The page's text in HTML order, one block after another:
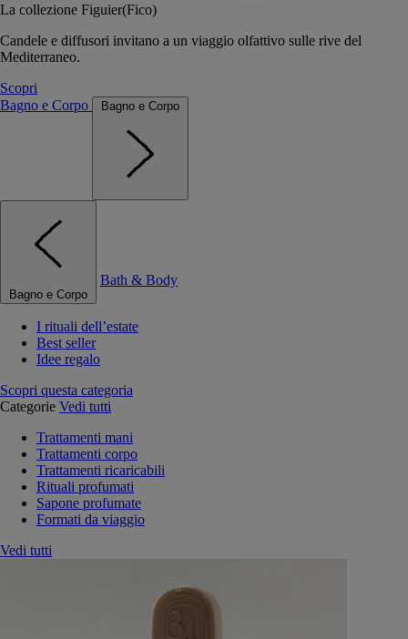
La collezione Figuier(Fico)
Candele e diffusori invitano a un viaggio olfattivo sulle rive del
Mediterraneo.
Scopri
Bagno e Corpo
Bagno e Corpo
Bagno e Corpo
Bath & Body
I rituali dell’estate
Best seller
Idee regalo
Scopri questa categoria
Categorie Vedi tutti
Trattamenti mani
Trattamenti corpo
Trattamenti ricaricabili
Rituali profumati
Sapone profumate
Formati da viaggio
Vedi tutti